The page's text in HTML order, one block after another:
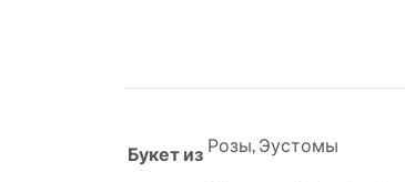
Букет из Розы,Эустомы